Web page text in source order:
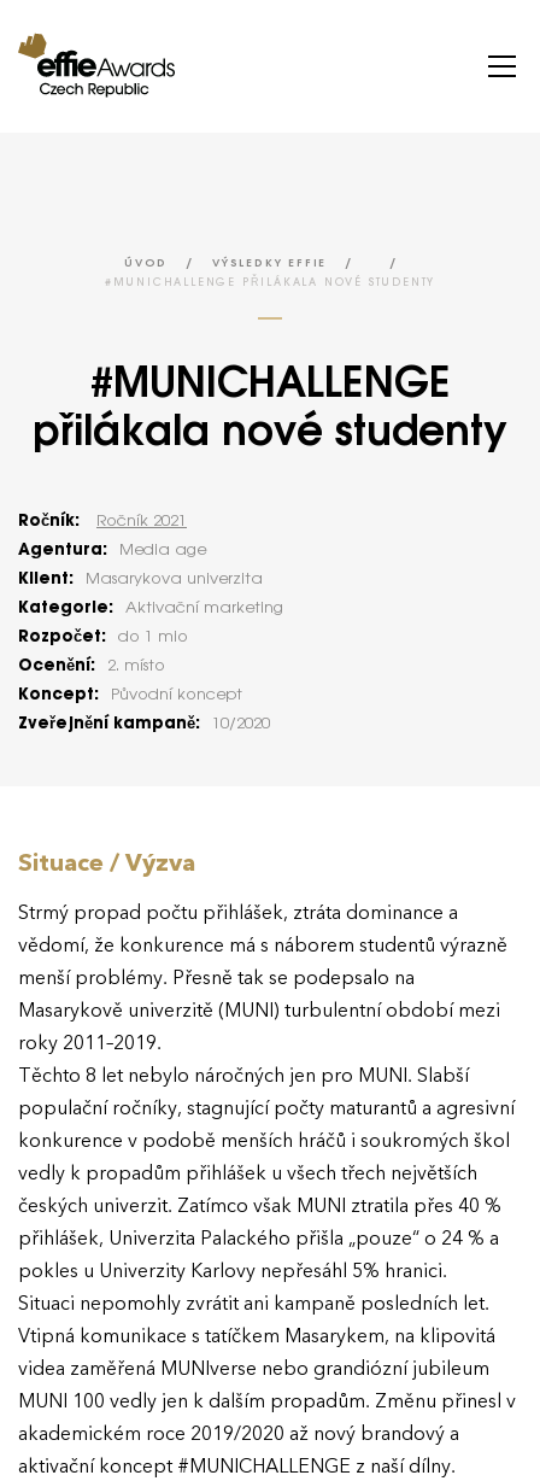
ÚVOD / VÝSLEDKY EFFIE / /
#MUNICHALLENGE PŘILÁKALA NOVÉ STUDENTY
#MUNICHALLENGE
přilákala nové studenty
Ročník: Ročník 2021
Agentura: Media age
Klient: Masarykova univerzita
Kategorie: Aktivační marketing
Rozpočet: do 1 mio
Ocenění: 2. místo
Koncept: Původní koncept
Zveřejnění kampaně: 10/2020
Situace / Výzva
Strmý propad počtu přihlášek, ztráta dominance a
vědomí, že konkurence má s náborem studentů výrazně
menší problémy. Přesně tak se podepsalo na
Masarykově univerzitě (MUNI) turbulentní období mezi
roky 2011–2019.
Těchto 8 let nebylo náročných jen pro MUNI. Slabší
populační ročníky, stagnující počty maturantů a agresivní
konkurence v podobě menších hráčů i soukromých škol
vedly k propadům přihlášek u všech třech největších
českých univerzit. Zatímco však MUNI ztratila přes 40 %
přihlášek, Univerzita Palackého přišla „pouze“ o 24 % a
pokles u Univerzity Karlovy nepřesáhl 5% hranici.
Situaci nepomohly zvrátit ani kampaně posledních let.
Vtipná komunikace s tatíčkem Masarykem, na klipovitá
videa zaměřená MUNIverse nebo grandiózní jubileum
MUNI 100 vedly jen k dalším propadům. Změnu přinesl v
akademickém roce 2019/2020 až nový brandový a
aktivační koncept #MUNICHALLENGE z naší dílny.